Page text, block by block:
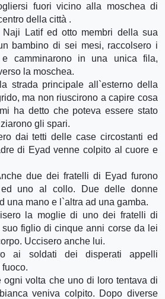
fuori vicino alla moschea di
della città .
Naji Latif ed otto membri della sua
bambino di sei mesi, raccolsero i
e camminarono in una unica fila,
la moschea.
strada principale all`esterno della
ma non riuscirono a capire cosa
ha detto che poteva essere stato
gli spari.
dai tetti delle case circostanti ed
di Eyad venne colpito al cuore e
due dei fratelli di Eyad furono
uno al collo. Due delle donne
una mano e l`altra ad una gamba.
la moglie di uno dei fratelli di
suo figlio di cinque anni corse da lei
Uccisero anche lui.
ai soldati dei disperati appelli
ogni volta che uno di loro tentava di
veniva colpito. Dopo diverse